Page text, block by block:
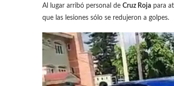
Al lugar arribó personal de Cruz Roja para
que las lesiones sólo se redujeron a golpes.